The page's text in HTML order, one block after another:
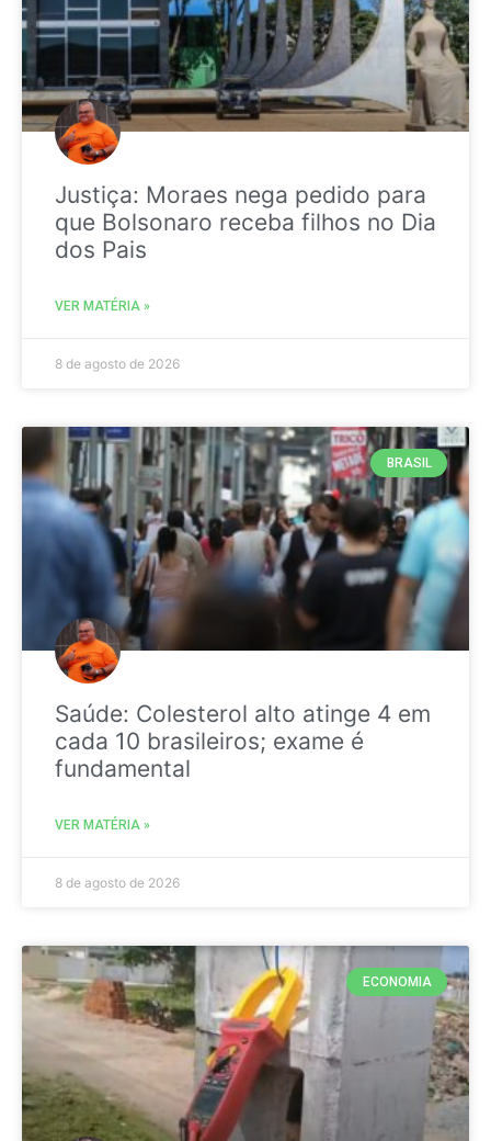
Justiça: Moraes nega pedido para
que Bolsonaro receba filhos no Dia
dos Pais
VER MATÉRIA »
8 de agosto de 2026
BRASIL
Saúde: Colesterol alto atinge 4 em
cada 10 brasileiros; exame é
fundamental
VER MATÉRIA »
8 de agosto de 2026
ECONOMIA